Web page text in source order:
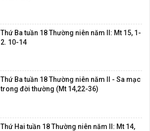
Thứ Ba tuần 18 Thường niên năm II: Mt 15, 1-
2. 10-14
Thứ Ba tuần 18 Thường niên năm II - Sa mạc
trong đời thường (Mt 14,22-36)
Thứ Hai tuần 18 Thường niên năm II: Mt 14,